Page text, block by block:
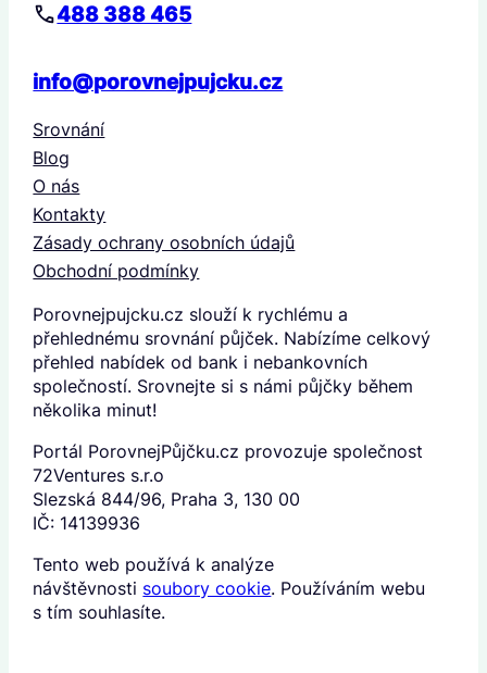
488 388 465
info@porovnejpujcku.cz
Srovnání
Blog
O nás
Kontakty
Zásady ochrany osobních údajů
Obchodní podmínky
Porovnejpujcku.cz slouží k rychlému a
přehlednému srovnání půjček. Nabízíme celkový
přehled nabídek od bank i nebankovních
společností. Srovnejte si s námi půjčky během
několika minut!
Portál PorovnejPůjčku.cz provozuje společnost
72Ventures s.r.o
Slezská 844/96, Praha 3, 130 00
IČ: 14139936
Tento web používá k analýze
návštěvnosti soubory cookie. Používáním webu
s tím souhlasíte.